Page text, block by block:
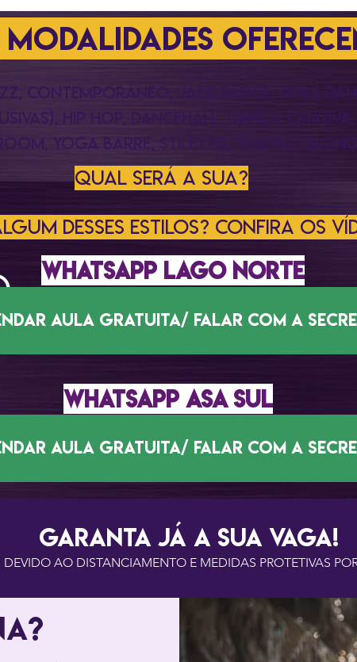
também nosso site Confira também nosso site
http://
CONTEMPORÂNEO, JAZZ DANCE, DIVAS
HIP HOP, DANCEHALL, DANÇA
YOGA BARRE, STILETTO, TEATRO,
QUAL SERÁ A SUA?
DESSES ESTILOS? CONFIRA OS
WHATSAPP LAGO NORTE
aula gratuita/ falar com a
WHATSAPP ASA SUL
aula gratuita/ falar com a
GARANTA JÁ A SUA VAGA!
DEVIDO AO DISTANCIAMENTO E MEDIDAS PROTETIVAS